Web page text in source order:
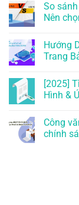
So
Nên
Hướng
Trang
[2025]
Hình &
Công
chính